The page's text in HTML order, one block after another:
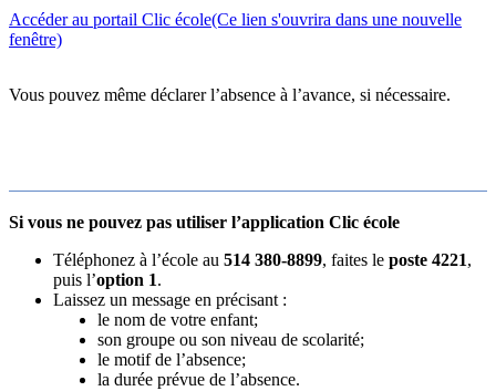
Accéder au portail Clic école(Ce lien s'ouvrira dans une nouvelle
fenêtre)
Vous pouvez même déclarer l’absence à l’avance, si nécessaire.
Si vous ne pouvez pas utiliser l’application Clic école
Téléphonez à l’école au 514 380-8899, faites le poste 4221,
puis l’option 1.
Laissez un message en précisant :
le nom de votre enfant;
son groupe ou son niveau de scolarité;
le motif de l’absence;
la durée prévue de l’absence.